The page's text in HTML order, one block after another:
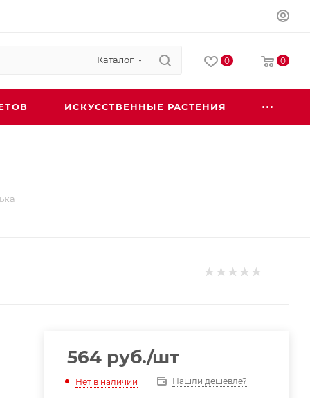
Каталог 0 0
ИСКУССТВЕННЫЕ РАСТЕНИЯ
564руб./шт
Нет в наличии Нашли дешевле?